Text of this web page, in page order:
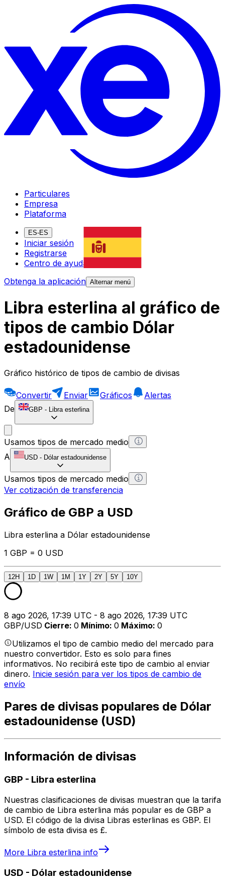
Particulares
Empresa
Plataforma
ES-ES
Iniciar sesión
Registrarse
Centro de ayuda
Obtenga la aplicación Alternar menú
Libra esterlina al gráfico de
tipos de cambio Dólar
estadounidense
Gráfico histórico de tipos de cambio de divisas
Convertir Enviar Gráficos
Alertas
De
GBP - Libra esterlina
Usamos tipos de mercado medio
A
USD - Dólar estadounidense
Usamos tipos de mercado medio
Ver cotización de transferencia
Gráfico de GBP a USD
Libra esterlina a Dólar estadounidense
1 GBP = 0 USD
12H 1D 1W 1M 1Y 2Y 5Y 10Y
8 ago 2026, 17:39 UTC - 8 ago 2026, 17:39 UTC
GBP/USD Cierre: 0 Mínimo: 0 Máximo: 0
Utilizamos el tipo de cambio medio del mercado para
nuestro convertidor. Esto es solo para fines
informativos. No recibirá este tipo de cambio al enviar
dinero. Inicie sesión para ver los tipos de cambio de
envío
Pares de divisas populares de Dólar
estadounidense (USD)
Información de divisas
GBP - Libra esterlina
Nuestras clasificaciones de divisas muestran que la tarifa
de cambio de Libra esterlina más popular es de GBP a
USD. El código de la divisa Libras esterlinas es GBP. El
símbolo de esta divisa es £.
More Libra esterlina info
USD - Dólar estadounidense